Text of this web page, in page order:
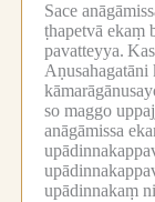
Sace
ṭhapetvā ekaṃ
pavatteyya.
Aṇusahagatāni
so maggo
anāgāmissa
upādinnakaṃ